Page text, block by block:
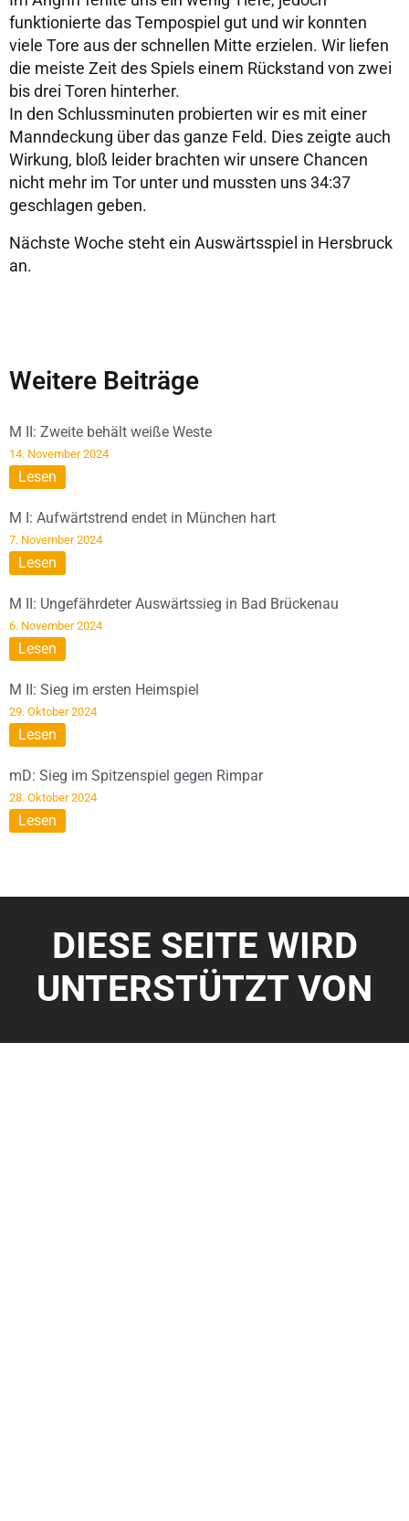
funktionierte das Tempospiel gut und wir konnten
viele Tore aus der schnellen Mitte erzielen. Wir liefen
die meiste Zeit des Spiels einem Rückstand von zwei
bis drei Toren hinterher.
In den Schlussminuten probierten wir es mit einer
Manndeckung über das ganze Feld. Dies zeigte auch
Wirkung, bloß leider brachten wir unsere Chancen
nicht mehr im Tor unter und mussten uns 34:37
geschlagen geben.
Nächste Woche steht ein Auswärtsspiel in Hersbruck
an.
Weitere Beiträge
M II: Zweite behält weiße Weste
14. November 2024
Lesen
M I: Aufwärtstrend endet in München hart
7. November 2024
Lesen
M II: Ungefährdeter Auswärtssieg in Bad Brückenau
6. November 2024
Lesen
M II: Sieg im ersten Heimspiel
29. Oktober 2024
Lesen
mD: Sieg im Spitzenspiel gegen Rimpar
28. Oktober 2024
Lesen
DIESE SEITE WIRD
UNTERSTÜTZT VON